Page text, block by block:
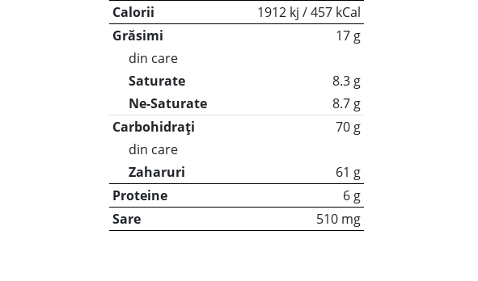
Calorii
1912 kj / 457 kCal
Grăsimi
17 g
din care
Saturate
8.3 g
Ne-Saturate
8.7 g
Carbohidrați
70 g
din care
Zaharuri
61 g
Proteine
6 g
Sare
510 mg